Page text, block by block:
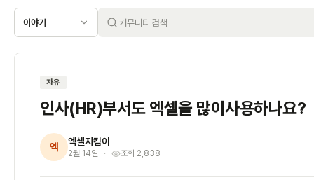
이야기
자유
인사(HR)부서도 엑셀을 많이사용하나요?
엑 엑셀지킴이
2월 14일 조회 2,838